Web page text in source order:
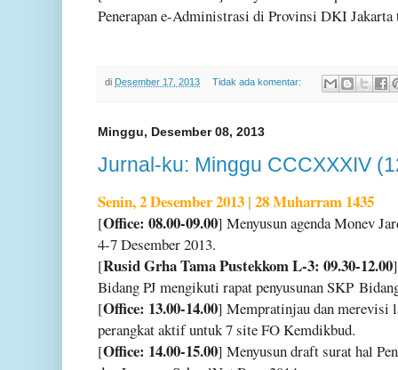
Penerapan e-Administrasi di Provinsi DKI Jakarta
di Desember 17, 2013 Tidak ada komentar:
Minggu, Desember 08, 2013
Jurnal-ku: Minggu CCCXXXIV
Senin, 2 Desember 2013 | 28 Muharram 1435
[Office: 08.00-09.00] Menyusun agenda Monev
4-7 Desember 2013.
[Rusid Grha Tama Pustekkom L-3: 09.30-12.00
Bidang PJ mengikuti rapat penyusunan SKP
[Office: 13.00-14.00] Mempratinjau dan merevisi
perangkat aktif untuk 7 site FO Kemdikbud.
[Office: 14.00-15.00] Menyusun draft surat hal